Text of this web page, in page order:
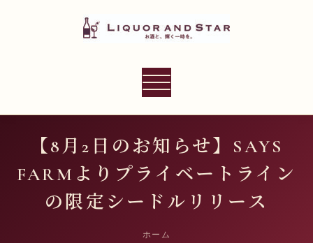
プ
LIQUOR AND STAR
ナ
ー
ョ
ン
り
【8月2日のお知らせ】SAYS
FARMよりプライベートライン
の限定シードルリリース
ホーム